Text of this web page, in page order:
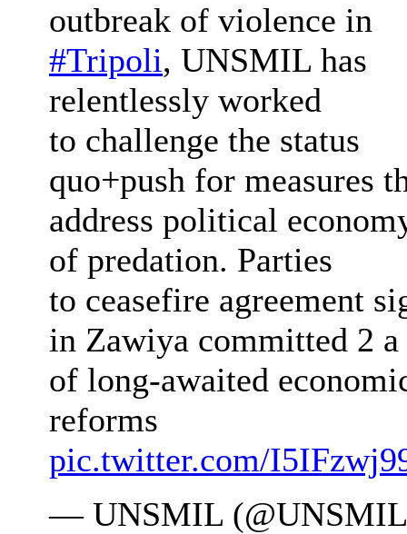
outbreak of violence in
#Tripoli, UNSMIL has
relentlessly worked
to challenge the status
quo+push for measures
address political
of predation. Parties
to ceasefire agreement
in Zawiya committed 2 a
of long-awaited
reforms
pic.twitter.com/
— UNSMIL